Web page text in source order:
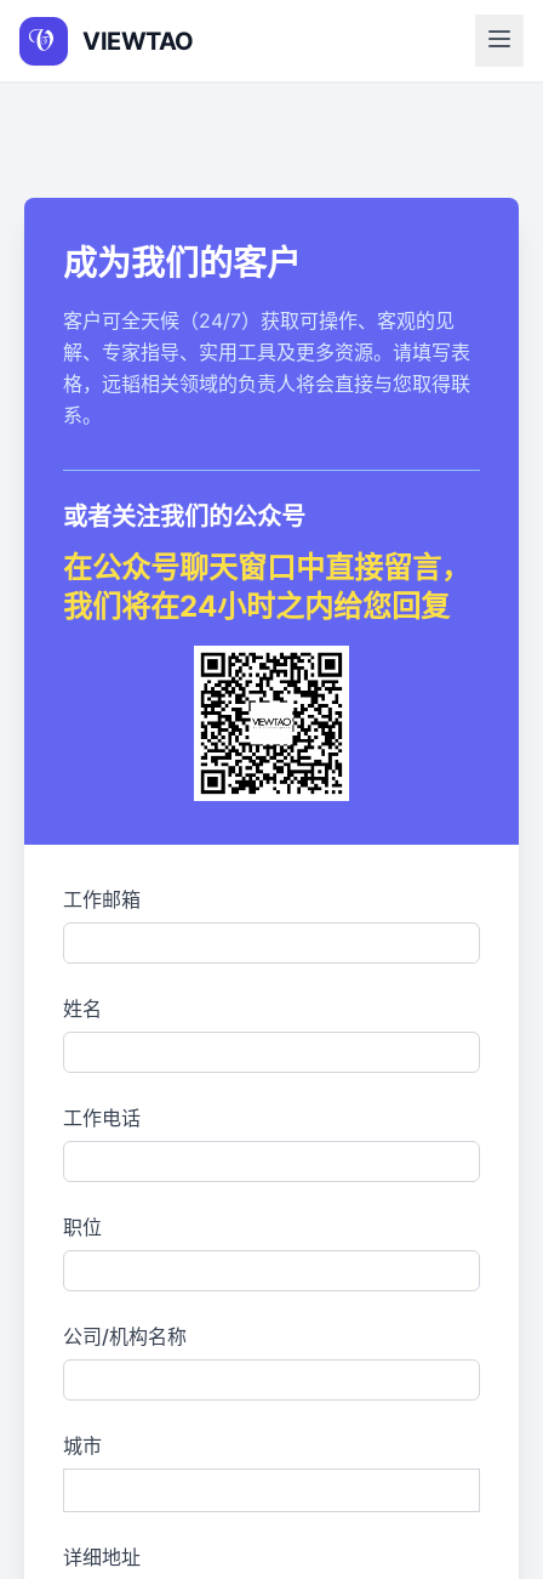
VIEWTAO Open
成为我们的客户
客户可全天候（24/7）获取可操作、客观的见
解、专家指导、实用工具及更多资源。请填写表
格，远韬相关领域的负责人将会直接与您取得联
系。
或者关注我们的公众号
在公众号聊天窗口中直接留言，
我们将在24小时之内给您回复
工作邮箱
姓名
工作电话
职位
公司/机构名称
城市
详细地址